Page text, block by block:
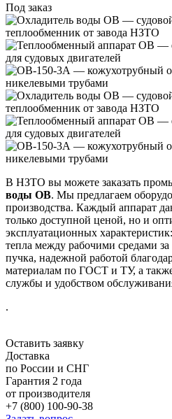
Под заказ
В НЗТО вы можете заказать
воды ОВ. Мы предлагаем
производства. Каждый аппарат
только доступной ценой, но и
эксплуатационных
тепла между рабочими средами
пучка, надежной работой
материалам по ГОСТ и ТУ, а
службы и удобством
.
Оставить заявку
Доставка
по России и СНГ
Гарантия 2 года
от производителя
+7 (800) 100-90-38